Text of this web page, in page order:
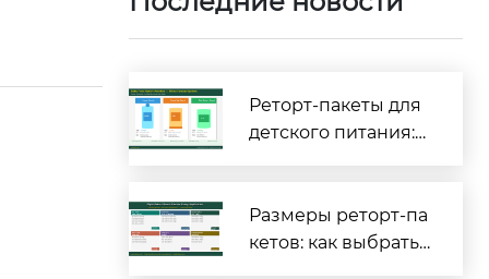
Реторт-пакеты для
детского питания:
и соответствию тре
бованиям [2026]
Размеры реторт-па
кетов: как выбрать